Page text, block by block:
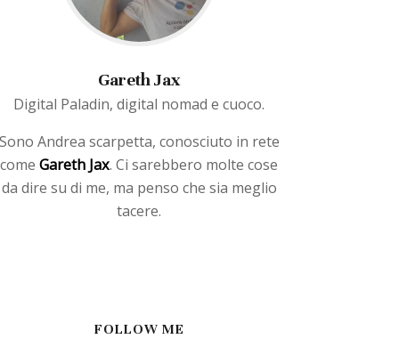
Gareth Jax
Digital Paladin, digital nomad e cuoco.
Andrea scarpetta, conosciuto in rete
come Gareth Jax. Ci sarebbero molte cose
da dire su di me, ma penso che sia meglio
tacere.
FOLLOW ME